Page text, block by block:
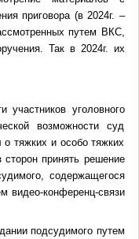
приговора (в 2024г. –
путем ВКС,
Так в 2024г. их
участников уголовного
возможности суд
тяжких и особо тяжких
сторон принять решение
содержащегося
видео-конференц-связи
подсудимого путем